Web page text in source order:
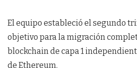
El equipo estableció el segundo
objetivo para la migración
blockchain de capa 1
de Ethereum.